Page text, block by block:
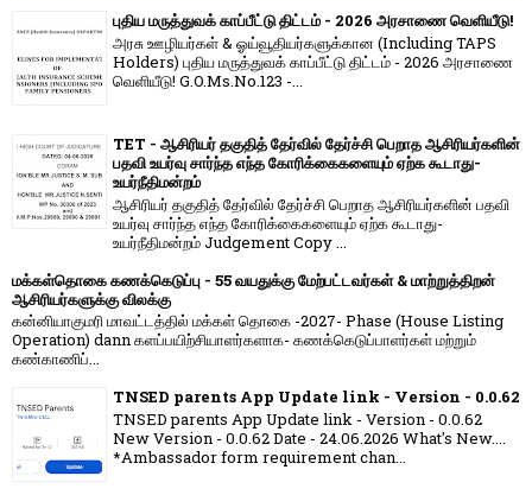
புதிய மருத்துவக் காப்பீட்டு திட்டம் - 2026 அரசாணை வெளியீடு!
அரசு ஊழியர்கள் & ஓய்வூதியர்களுக்கான (Including TAPS
Holders) புதிய மருத்துவக் காப்பீட்டு திட்டம் - 2026 அரசாணை
வெளியீடு! G.O.Ms.No.123 -...
TET - ஆசிரியர் தகுதித் தேர்வில் தேர்ச்சி பெறாத ஆசிரியர்களின்
பதவி உயர்வு சார்ந்த எந்த கோரிக்கைகளையும் ஏற்க கூடாது-
உயர்நீதிமன்றம்
ஆசிரியர் தகுதித் தேர்வில் தேர்ச்சி பெறாத ஆசிரியர்களின் பதவி
உயர்வு சார்ந்த எந்த கோரிக்கைகளையும் ஏற்க கூடாது-
உயர்நீதிமன்றம் Judgement Copy ...
மக்கள்தொகை கணக்கெடுப்பு - 55 வயதுக்கு மேற்பட்டவர்கள் & மாற்றுத்திறன்
ஆசிரியர்களுக்கு விலக்கு
கன்னியாகுமரி மாவட்டத்தில் மக்கள் தொகை -2027- Phase (House Listing
Operation) dann களப்பயிற்சியாளர்களாக- கணக்கெடுப்பாளர்கள் மற்றும்
கண்காணிப்...
TNSED parents App Update link - Version - 0.0.62
TNSED parents App Update link - Version - 0.0.62
New Version - 0.0.62 Date - 24.06.2026 What's New....
*Ambassador form requirement chan...